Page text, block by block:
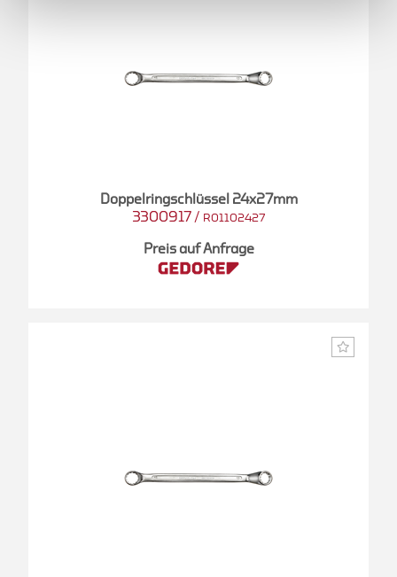
Doppelringschlüssel 24x27mm
3300917 / R01102427
Preis auf Anfrage